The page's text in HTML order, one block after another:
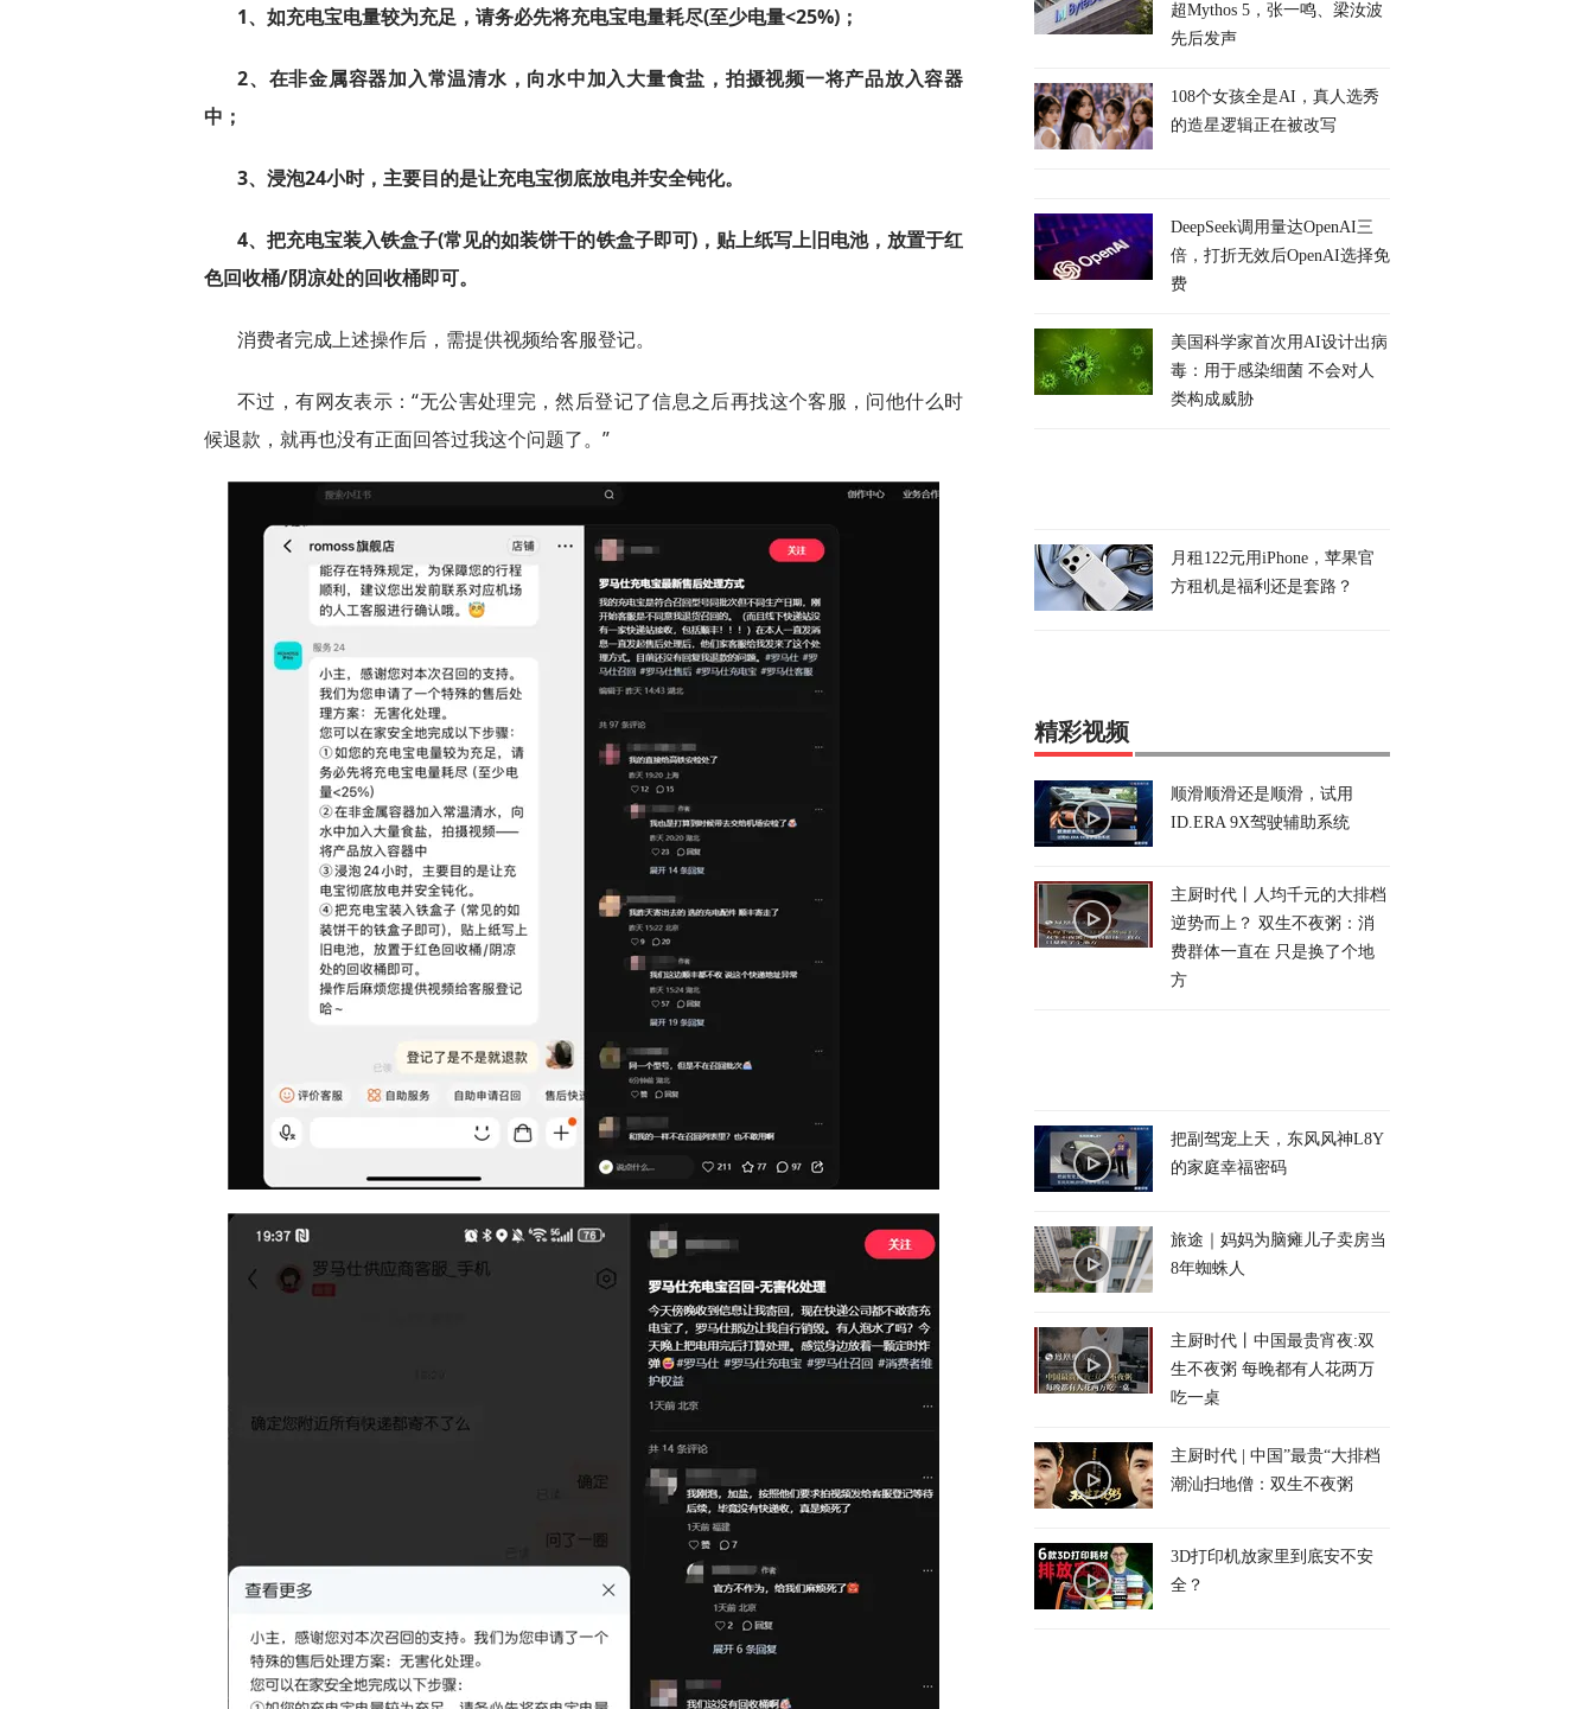
1、如充电宝电量较为充足，请务必先将充电宝电量耗尽(至少电量<25%)；
2、在非金属容器加入常温清水，向水中加入大量食盐，拍摄视频一将产品放入容器
中；
3、浸泡24小时，主要目的是让充电宝彻底放电并安全钝化。
4、把充电宝装入铁盒子(常见的如装饼干的铁盒子即可)，贴上纸写上旧电池，放置于红
色回收桶/阴凉处的回收桶即可。
消费者完成上述操作后，需提供视频给客服登记。
不过，有网友表示：“无公害处理完，然后登记了信息之后再找这个客服，问他什么时
候退款，就再也没有正面回答过我这个问题了。”
超Mythos 5，张一鸣、梁汝波
先后发声
108个女孩全是AI，真人选秀
的造星逻辑正在被改写
DeepSeek调用量达OpenAI三
倍，打折无效后OpenAI选择免
费
美国科学家首次用AI设计出病
毒：用于感染细菌 不会对人
类构成威胁
月租122元用iPhone，苹果官
方租机是福利还是套路？
精彩视频
顺滑顺滑还是顺滑，试用
ID.ERA 9X驾驶辅助系统
主厨时代丨人均千元的大排档
逆势而上？ 双生不夜粥：消
费群体一直在 只是换了个地
方
把副驾宠上天，东风风神L8Y
的家庭幸福密码
旅途｜妈妈为脑瘫儿子卖房当
8年蜘蛛人
主厨时代丨中国最贵宵夜:双
生不夜粥 每晚都有人花两万
吃一桌
主厨时代 | 中国”最贵“大排档
潮汕扫地僧：双生不夜粥
3D打印机放家里到底安不安
全？